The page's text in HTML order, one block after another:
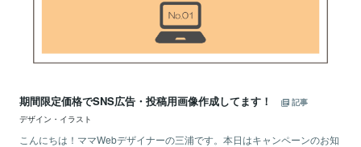
期間限定価格でSNS広告・投稿用画像作成してます！
記事
デザイン・イラスト
こんにちは！ママWebデザイナーの三浦です。本日はキャンペーンのお知